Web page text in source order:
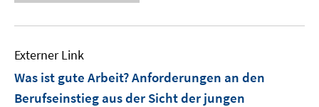
Externer Link
Was ist gute Arbeit? Anforderungen an den
Berufseinstieg aus der Sicht der jungen